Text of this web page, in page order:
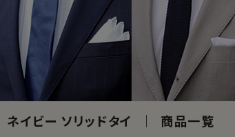
ネイビー ソリッドタイ ｜ 商品一覧